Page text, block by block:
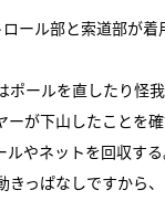
ロール部と索道部が
ポールを直したり怪
ーが下山したことを
ルやネットを回収す
きっぱなしですから